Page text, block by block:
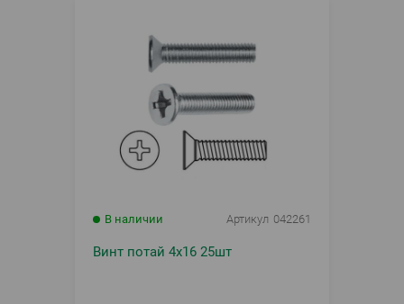
В наличии Артикул 042261
Винт потай 4х16 25шт